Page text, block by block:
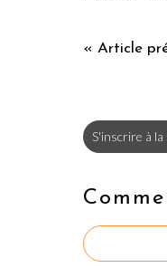
« Article
S'inscrire à